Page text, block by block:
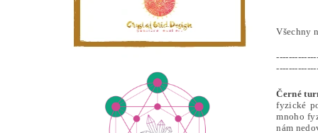
Všechny
Černé
fyzické
mnoho
nám